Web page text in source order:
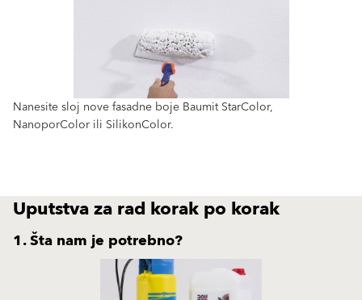
Nanesite sloj nove fasadne boje Baumit StarColor,
NanoporColor ili SilikonColor.
Uputstva za rad korak po korak
1. Šta nam je potrebno?